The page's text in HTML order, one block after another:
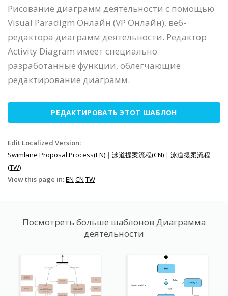
Рисование диаграмм деятельности с помощью
Visual Paradigm Онлайн (VP Онлайн), веб-
редактора диаграмм деятельности. Редактор
Activity Diagram имеет специально
разработанные функции, облегчающие
редактирование диаграмм.
РЕДАКТИРОВАТЬ ЭТОТ ШАБЛОН
Edit Localized Version:
Swimlane Proposal Process(EN) | 泳道提案流程(CN) | 泳道提案流程
(TW)
View this page in:EN CN TW
Посмотреть больше шаблонов Диаграмма
деятельности